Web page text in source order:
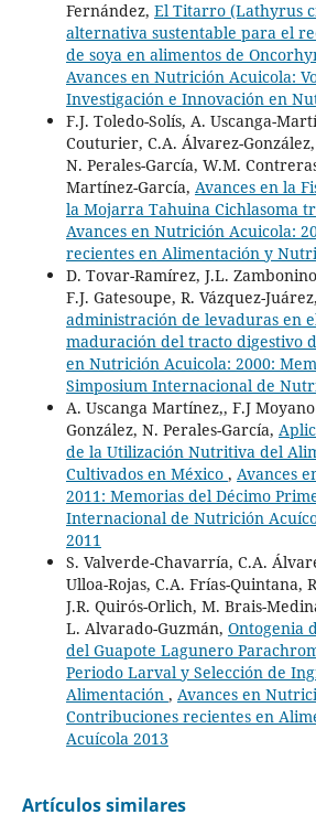
Fernández, El Titarro (Lathyrus
alternativa sustentable para el
de soya en alimentos de
Avances en Nutrición Acuicola:
Investigación e Innovación en
F.J. Toledo-Solís, A. Uscanga-
Couturier, C.A. Álvarez-
N. Perales-García, W.M.
Martínez-García, Avances en la
la Mojarra Tahuina Cichlasoma
Avances en Nutrición Acuicola:
recientes en Alimentación y
D. Tovar-Ramírez, J.L.
F.J. Gatesoupe, R. Vázquez-Juárez,
administración de levaduras en
maduración del tracto digestivo
en Nutrición Acuicola: 2000:
Simposium Internacional de
A. Uscanga Martínez,, F.J
González, N. Perales-García,
de la Utilización Nutritiva del
Cultivados en México , Avances
2011: Memorias del Décimo
Internacional de Nutrición
2011
S. Valverde-Chavarría, C.A.
Ulloa-Rojas, C.A. Frías-Quintana,
J.R. Quirós-Orlich, M. Brais-
L. Alvarado-Guzmán, Ontogenia
del Guapote Lagunero
Periodo Larval y Selección de
Alimentación , Avances en
Contribuciones recientes en
Acuícola 2013
Artículos similares